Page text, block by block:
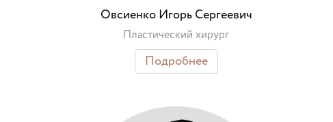
Овсиенко Игорь Сергеевич
Пластический хирург
Подробнее